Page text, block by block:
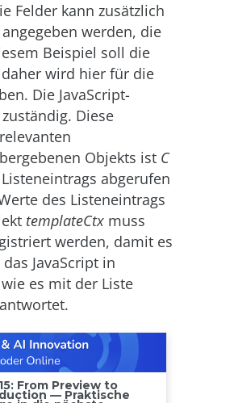
Felder kann zusätzlich
werden, die
Beispiel soll die
wird hier für die
Die JavaScript-
Diese
Objekts ist C
abgerufen
des Listeneintrags
templateCtx muss
werden, damit es
JavaScript in
es mit der Liste